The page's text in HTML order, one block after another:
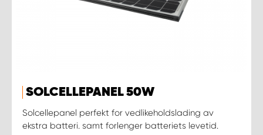
SOLCELLEPANEL 50W
Solcellepanel perfekt for vedlikeholdslading av
ekstra batteri. samt forlenger batteriets levetid.